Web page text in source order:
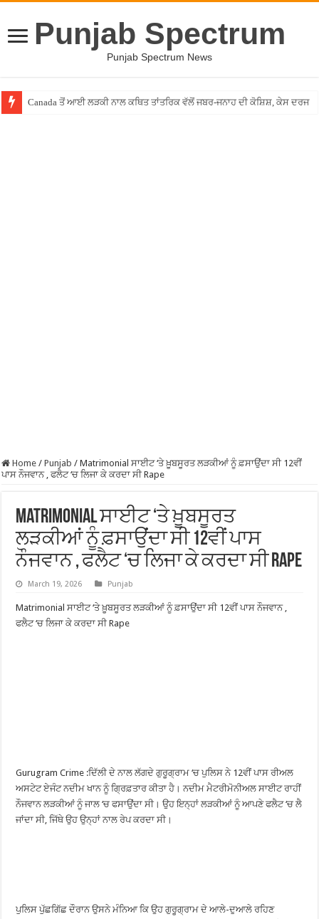
Punjab Spectrum
Punjab Spectrum News
Canada ਤੋਂ ਆਈ ਲੜਕੀ ਨਾਲ ਕਥਿਤ ਤਾਂਤਰਿਕ ਵੱਲੋਂ ਜਬਰ-ਜਨਾਹ ਦੀ ਕੋਸ਼ਿਸ਼, ਕੇਸ ਦਰਜ
Home / Punjab / Matrimonial ਸਾਈਟ ‘ਤੇ ਖ਼ੂਬਸੂਰਤ ਲੜਕੀਆਂ ਨੂੰ ਫ਼ਸਾਉਂਦਾ ਸੀ 12ਵੀਂ
ਪਾਸ ਨੌਜਵਾਨ , ਫਲੈਟ ‘ਚ ਲਿਜਾ ਕੇ ਕਰਦਾ ਸੀ Rape
Matrimonial ਸਾਈਟ ‘ਤੇ ਖ਼ੂਬਸੂਰਤ
ਲੜਕੀਆਂ ਨੂੰ ਫ਼ਸਾਉਂਦਾ ਸੀ 12ਵੀਂ ਪਾਸ
ਨੌਜਵਾਨ , ਫਲੈਟ ‘ਚ ਲਿਜਾ ਕੇ ਕਰਦਾ ਸੀ Rape
March 19, 2026 Punjab
Matrimonial ਸਾਈਟ ‘ਤੇ ਖ਼ੂਬਸੂਰਤ ਲੜਕੀਆਂ ਨੂੰ ਫ਼ਸਾਉਂਦਾ ਸੀ 12ਵੀਂ ਪਾਸ ਨੌਜਵਾਨ ,
ਫਲੈਟ ‘ਚ ਲਿਜਾ ਕੇ ਕਰਦਾ ਸੀ Rape
Gurugram Crime :ਦਿੱਲੀ ਦੇ ਨਾਲ ਲੱਗਦੇ ਗੁਰੂਗ੍ਰਾਮ ‘ਚ ਪੁਲਿਸ ਨੇ 12ਵੀਂ ਪਾਸ ਰੀਅਲ
ਅਸਟੇਟ ਏਜੰਟ ਨਦੀਮ ਖਾਨ ਨੂੰ ਗ੍ਰਿਫ਼ਤਾਰ ਕੀਤਾ ਹੈ। ਨਦੀਮ ਮੈਟਰੀਮੋਨੀਅਲ ਸਾਈਟ ਰਾਹੀਂ
ਨੌਜਵਾਨ ਲੜਕੀਆਂ ਨੂੰ ਜਾਲ ‘ਚ ਫਸਾਉਂਦਾ ਸੀ। ਉਹ ਇਨ੍ਹਾਂ ਲੜਕੀਆਂ ਨੂੰ ਆਪਣੇ ਫਲੈਟ ‘ਚ ਲੈ
ਜਾਂਦਾ ਸੀ, ਜਿੱਥੇ ਉਹ ਉਨ੍ਹਾਂ ਨਾਲ ਰੇਪ ਕਰਦਾ ਸੀ।
ਪੁਲਿਸ ਪੁੱਛਗਿੱਛ ਦੌਰਾਨ ਉਸਨੇ ਮੰਨਿਆ ਕਿ ਉਹ ਗੁਰੂਗ੍ਰਾਮ ਦੇ ਆਲੇ-ਦੁਆਲੇ ਰਹਿਣ